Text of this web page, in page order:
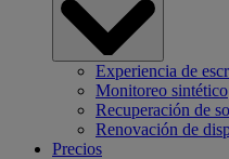
Experiencia de
Monitoreo sintético
Recuperación de
Renovación de
Precios